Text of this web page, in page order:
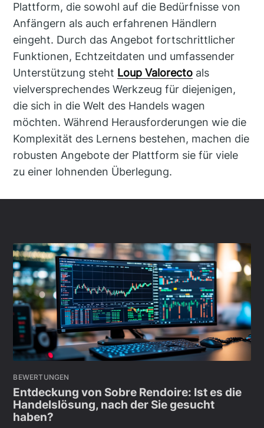
Plattform, die sowohl auf die Bedürfnisse von
Anfängern als auch erfahrenen Händlern
eingeht. Durch das Angebot fortschrittlicher
Funktionen, Echtzeitdaten und umfassender
Unterstützung steht Loup Valorecto als
vielversprechendes Werkzeug für diejenigen,
die sich in die Welt des Handels wagen
möchten. Während Herausforderungen wie die
Komplexität des Lernens bestehen, machen die
robusten Angebote der Plattform sie für viele
zu einer lohnenden Überlegung.
BEWERTUNGEN
Entdeckung von Sobre Rendoire: Ist es die
Handelslösung, nach der Sie gesucht
haben?